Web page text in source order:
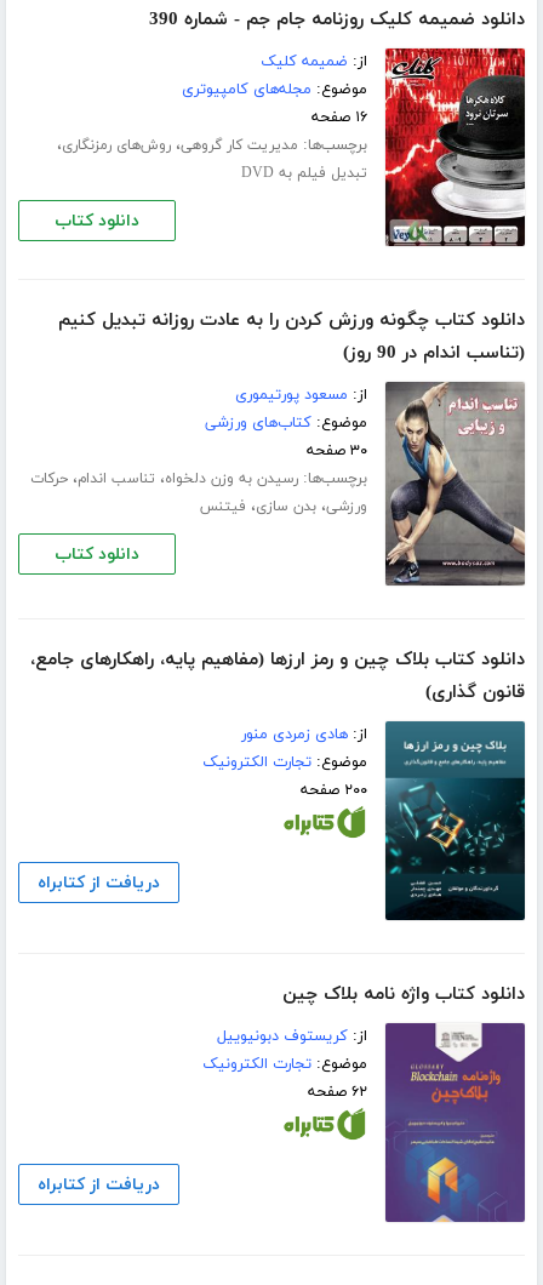
دانلود ضمیمه کلیک روزنامه جام جم - شماره 390
از: ضمیمه کلیک
موضوع: مجله‌های کامپیوتری
۱۶ صفحه
برچسب‌ها: مدیریت کار گروهی،روش‌های رمزنگاری،
تبدیل فیلم به DVD
دانلود کتاب
دانلود کتاب چگونه ورزش کردن را به عادت روزانه تبدیل کنیم
(تناسب اندام در 90 روز)
از: مسعود پورتیموری
موضوع:کتاب‌های ورزشی
۳۰ صفحه
برچسب‌ها:رسیدن به وزن دلخواه، تناسب اندام،حرکات
ورزشی،بدن سازی، فیتنس
دانلود کتاب
دانلود کتاب بلاک چین و رمز ارزها (مفاهیم پایه، راهکارهای جامع،
قانون گذاری)
از:هادی زمردی منور
موضوع:تجارت الکترونیک
۲۰۰ صفحه
دریافت از کتابراه
دانلود کتاب واژه نامه بلاک چین
از:کریستوف دبونیوییل
موضوع:تجارت الکترونیک
۶۲ صفحه
دریافت از کتابراه